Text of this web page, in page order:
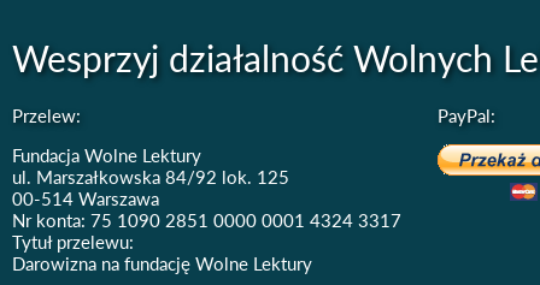
Wesprzyj działalność Wolnych
Przelew:
Fundacja Wolne Lektury
ul. Marszałkowska 84/92 lok. 125
00-514 Warszawa
Nr konta: 75 1090 2851 0000 0001 4324 3317
Tytuł przelewu:
Darowizna na fundację Wolne Lektury
PayPal: